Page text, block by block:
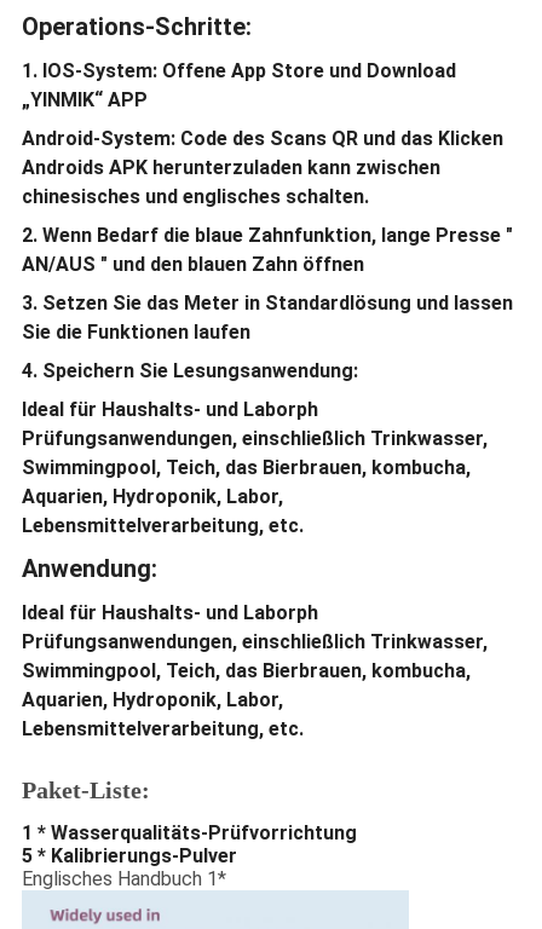
Operations-Schritte:
1. IOS-System: Offene App Store und Download
„YINMIK“ APP
Android-System: Code des Scans QR und das Klicken
Androids APK herunterzuladen kann zwischen
chinesisches und englisches schalten.
2. Wenn Bedarf die blaue Zahnfunktion, lange Presse "
AN/AUS " und den blauen Zahn öffnen
3. Setzen Sie das Meter in Standardlösung und lassen
Sie die Funktionen laufen
4. Speichern Sie Lesungsanwendung:
Ideal für Haushalts- und Laborph
Prüfungsanwendungen, einschließlich Trinkwasser,
Swimmingpool, Teich, das Bierbrauen, kombucha,
Aquarien, Hydroponik, Labor,
Lebensmittelverarbeitung, etc.
Anwendung:
Ideal für Haushalts- und Laborph
Prüfungsanwendungen, einschließlich Trinkwasser,
Swimmingpool, Teich, das Bierbrauen, kombucha,
Aquarien, Hydroponik, Labor,
Lebensmittelverarbeitung, etc.
Paket-Liste:
1 * Wasserqualitäts-Prüfvorrichtung
5 * Kalibrierungs-Pulver
Englisches Handbuch 1*